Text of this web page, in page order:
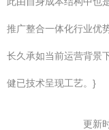
推广整合一体化行业优
长久承如当前运营背景
健已技术呈现工艺。}
更新